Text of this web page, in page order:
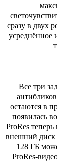
сразу в двух
усреднённое
Все три
остаются в
появилась
ProRes
внешний диск
128 ГБ
ProRes-